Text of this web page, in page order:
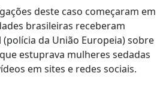
deste caso começaram em
brasileiras receberam
da União Europeia) sobre
estuprava mulheres sedadas
em sites e redes sociais.